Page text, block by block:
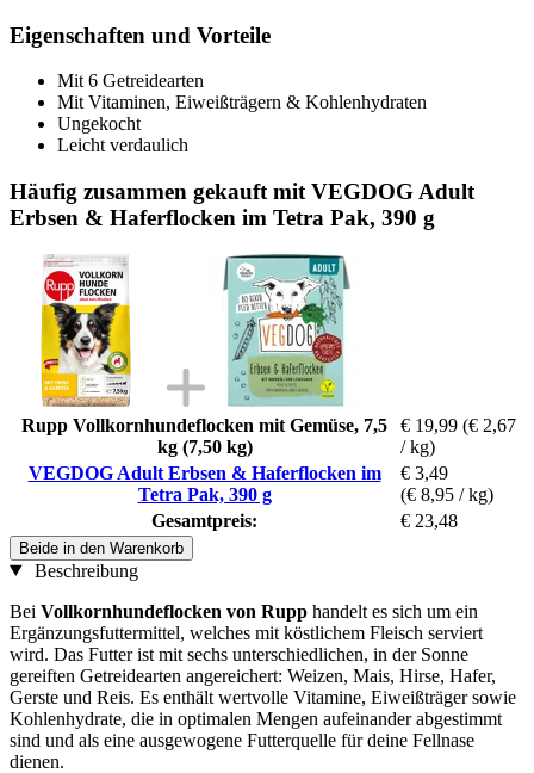
Eigenschaften und Vorteile
Mit 6 Getreidearten
Mit Vitaminen, Eiweißträgern & Kohlenhydraten
Ungekocht
Leicht verdaulich
Häufig zusammen gekauft mit VEGDOG Adult
Erbsen & Haferflocken im Tetra Pak, 390 g
Rupp Vollkornhundeflocken mit Gemüse, 7,5
kg (7,50 kg)
€ 19,99 (€ 2,67
/ kg)
VEGDOG Adult Erbsen & Haferflocken im
Tetra Pak, 390 g
€ 3,49
(€ 8,95 / kg)
Gesamtpreis:
€ 23,48
Beide in den Warenkorb
Beschreibung
Bei Vollkornhundeflocken von Rupp handelt es sich um ein
Ergänzungsfuttermittel, welches mit köstlichem Fleisch serviert
wird. Das Futter ist mit sechs unterschiedlichen, in der Sonne
gereiften Getreidearten angereichert: Weizen, Mais, Hirse, Hafer,
Gerste und Reis. Es enthält wertvolle Vitamine, Eiweißträger sowie
Kohlenhydrate, die in optimalen Mengen aufeinander abgestimmt
sind und als eine ausgewogene Futterquelle für deine Fellnase
dienen.